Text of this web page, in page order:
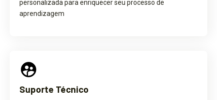
personalizada para enriquecer seu processo de
aprendizagem
Suporte Técnico